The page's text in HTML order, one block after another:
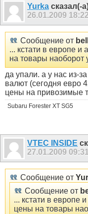
Yurka сказал(-
26.01.2009 18:22
Сообщение от bell
... кстати в европе и
на товары наоборот
да упали. а у нас из-
валют (сегодня евро
цены на привозимые
Subaru Forester XT SG5
VTEC INSIDE
27.01.2009 09:31
Сообщение от
Сообщение от
... кстати в европе
цены на товары